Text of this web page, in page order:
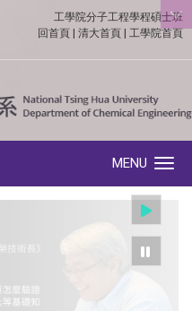
:::
工學院分子工程學程碩士班
回首頁
清大首頁 工學院首頁
MENU